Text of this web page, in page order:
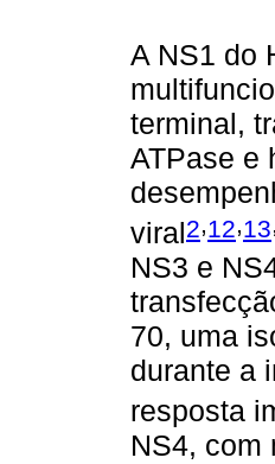
A NS1 do
terminal,
ATPase e
viral2,12,13,
NS3 e
70, uma
durante a
resposta
NS4, com